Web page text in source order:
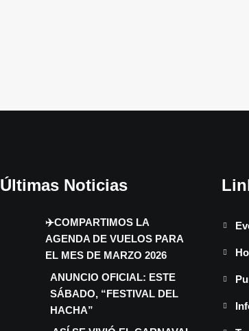
Últimas Noticias
✈️COMPARTIMOS LA
AGENDA DE VUELOS PARA
EL MES DE MARZO 2026
ANUNCIO OFICIAL: ESTE
SÁBADO, “FESTIVAL DEL
HACHA”